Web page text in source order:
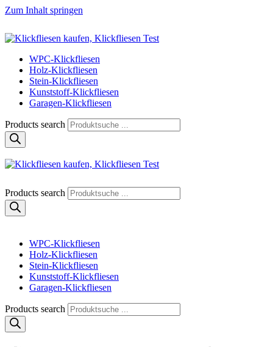
Zum Inhalt springen
Klickfliese | klick-klick-fertig
Klickfliesen online kaufen
WPC-Klickfliesen
Holz-Klickfliesen
Stein-Klickfliesen
Kunststoff-Klickfliesen
Garagen-Klickfliesen
Products search
Klickfliese | klick-klick-fertig
Klickfliesen online kaufen
Products search
WPC-Klickfliesen
Holz-Klickfliesen
Stein-Klickfliesen
Kunststoff-Klickfliesen
Garagen-Klickfliesen
Products search